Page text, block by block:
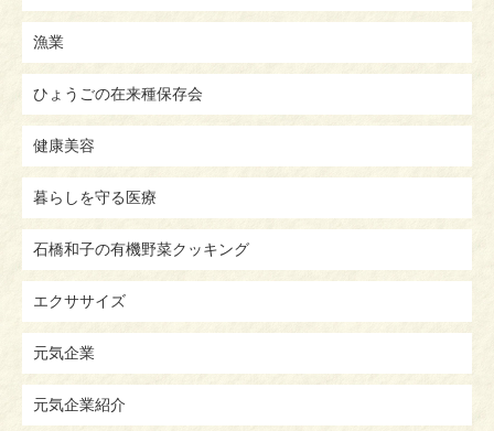
漁業
ひょうごの在来種保存会
健康美容
暮らしを守る医療
石橋和子の有機野菜クッキング
エクササイズ
元気企業
元気企業紹介